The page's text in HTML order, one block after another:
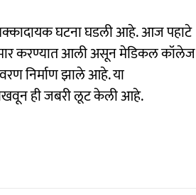
धक्कादायक घटना घडली आहे. आज पहाटे
करण्यात आली असून मेडिकल कॉलेज
निर्माण झाले आहे. या
ही जबरी लूट केली आहे.